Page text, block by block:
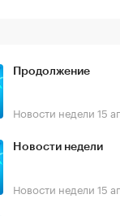
Продолжение
Новости недели 15
Новости недели
Новости недели 15